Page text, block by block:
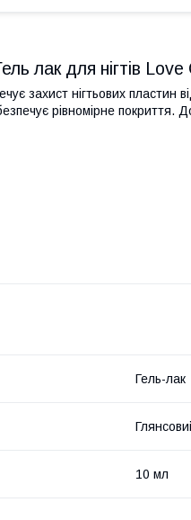
лак для нігтів
захист нігтьових пластин
рівномірне
Гель-лак
10 мл